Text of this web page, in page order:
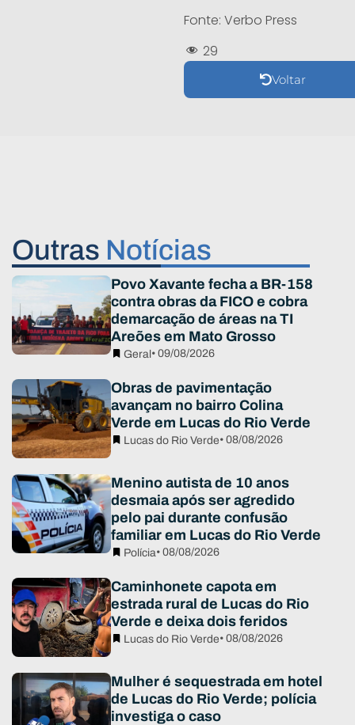
Fonte: Verbo Press
29
Voltar
Outras Notícias
Povo Xavante fecha a BR-158
contra obras da FICO e cobra
demarcação de áreas na TI
Areões em Mato Grosso
Geral• 09/08/2026
Obras de pavimentação
avançam no bairro Colina
Verde em Lucas do Rio Verde
Lucas do Rio Verde• 08/08/2026
Menino autista de 10 anos
desmaia após ser agredido
pelo pai durante confusão
familiar em Lucas do Rio Verde
Polícia• 08/08/2026
Caminhonete capota em
estrada rural de Lucas do Rio
Verde e deixa dois feridos
Lucas do Rio Verde• 08/08/2026
Mulher é sequestrada em hotel
de Lucas do Rio Verde; polícia
investiga o caso